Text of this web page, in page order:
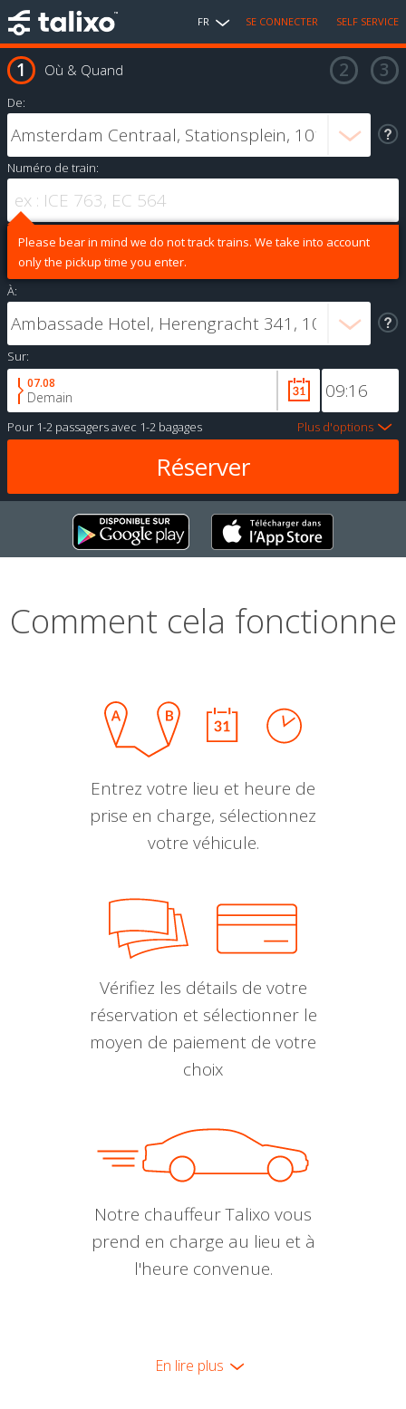
FR SE CONNECTER SELF SERVICE
Où & Quand
De:
Numéro de train:
Please bear in mind we do not track trains. We take into account
only the pickup time you enter.
À:
Sur:
07.08
Demain
Pour 1-2 passagersavec 1-2 bagages Plus d'options
Comment cela fonctionne
Entrez votre lieu et heure de
prise en charge, sélectionnez
votre véhicule.
Vérifiez les détails de votre
réservation et sélectionner le
moyen de paiement de votre
choix
Notre chauffeur Talixo vous
prend en charge au lieu et à
l'heure convenue.
En lire plus